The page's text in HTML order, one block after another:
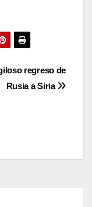
regreso de
Rusia a Siria